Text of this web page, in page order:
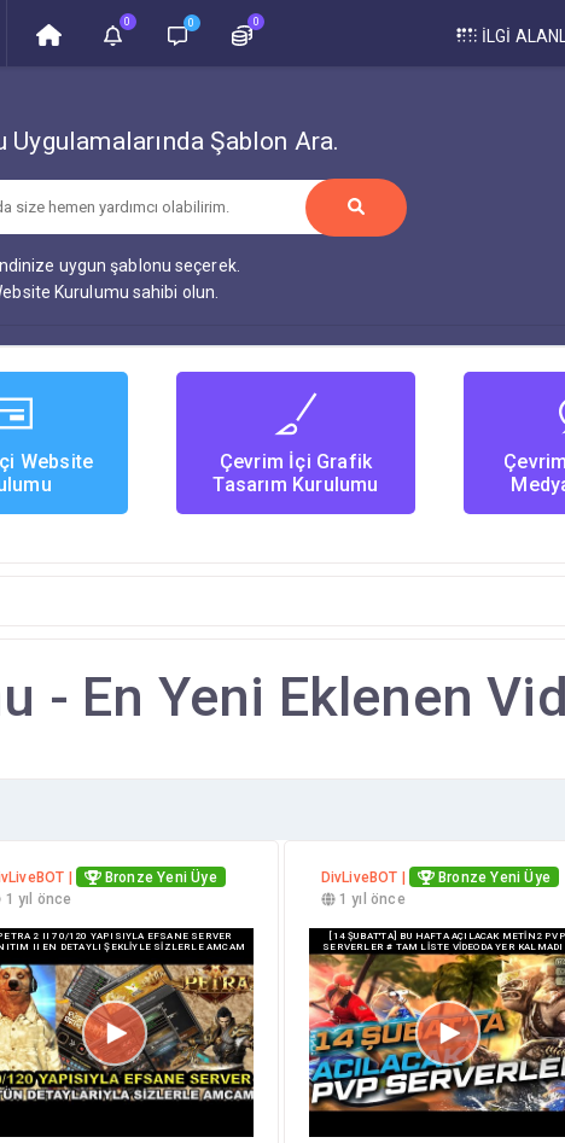
İLGI
0 0 0
Şablon Ara.
uygun şablonu seçerek.
Kurulumu sahibi olun.
Website
Çevrim İçi Grafik
Tasarım Kurulumu
- En Yeni Eklenen
|
Bronze Yeni Üye
1 yıl önce
2 II 70/120 YAPISIYLA EFSANE SERVER
II EN DETAYLI ŞEKLİYLE SİZLERLE AMCAM
DivLiveBOT |
Bronze Yeni Üye
1 yıl önce
[14 ŞUBAT'TA] BU HAFTA AÇILACAK METİN2 PVP
SERVERLER # TAM LİSTE VİDEODA YER